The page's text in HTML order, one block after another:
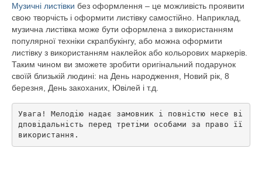
Музичні листівки без оформлення – це можливість проявити
свою творчість і оформити листівку самостійно. Наприклад,
музична листівка може бути оформлена з використанням
популярної техніки скрапбукінгу, або можна оформити
листівку з використанням наклейок або кольорових маркерів.
Таким чином ви зможете зробити оригінальний подарунок
своїй близькій людині: на День народження, Новий рік, 8
березня, День закоханих, Ювілей і т.д.
Увага! Мелодію надає замовник і повністю несе ві
дповідальність перед третіми особами за право її
використання.